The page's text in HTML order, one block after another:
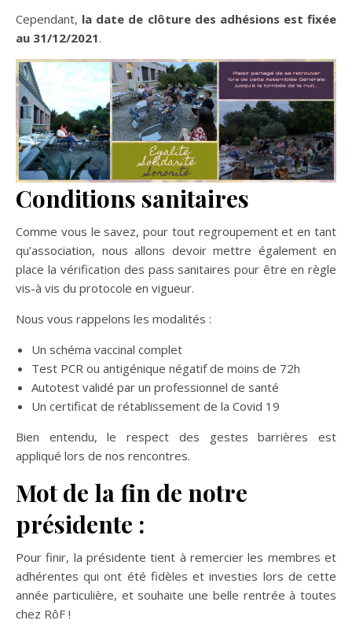
Cependant, la date de clôture des adhésions est fixée
au 31/12/2021.
Conditions sanitaires
Comme vous le savez, pour tout regroupement et en tant
qu’association, nous allons devoir mettre également en
place la vérification des pass sanitaires pour être en règle
vis-à vis du protocole en vigueur.
Nous vous rappelons les modalités :
Un schéma vaccinal complet
Test PCR ou antigénique négatif de moins de 72h
Autotest validé par un professionnel de santé
Un certificat de rétablissement de la Covid 19
Bien entendu, le respect des gestes barrières est
appliqué lors de nos rencontres.
Mot de la fin de notre
présidente :
Pour finir, la présidente tient à remercier les membres et
adhérentes qui ont été fidèles et investies lors de cette
année particulière, et souhaite une belle rentrée à toutes
chez RôF !